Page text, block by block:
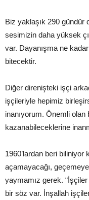
Biz yaklaşık 290 gündür
sesimizin daha yüksek
var. Dayanışma ne
bitecektir.
Diğer direnişteki işçi
işçileriyle hepimiz
inanıyorum. Önemli
kazanabileceklerine
1960’lardan beri biliniyor
açamayacağı,
yaymamız gerek.
bir söz var. İnşallah